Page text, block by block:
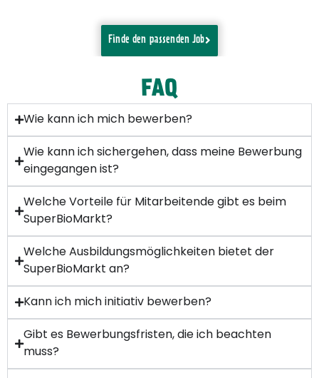
Finde den passenden Job
FAQ
Wie kann ich mich bewerben?
Wie kann ich sichergehen, dass meine Bewerbung
eingegangen ist?
Welche Vorteile für Mitarbeitende gibt es beim
SuperBioMarkt?
Welche Ausbildungsmöglichkeiten bietet der
SuperBioMarkt an?
Kann ich mich initiativ bewerben?
Gibt es Bewerbungsfristen, die ich beachten
muss?